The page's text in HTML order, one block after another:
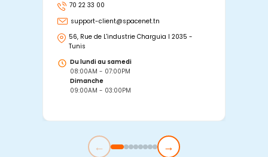
70 22 33 00
support-client@spacenet.tn
56, Rue de L'industrie Charguia I 2035 -
Tunis
Du lundi au samedi
08:00AM - 07:00PM
Dimanche
09:00AM - 03:00PM
← →